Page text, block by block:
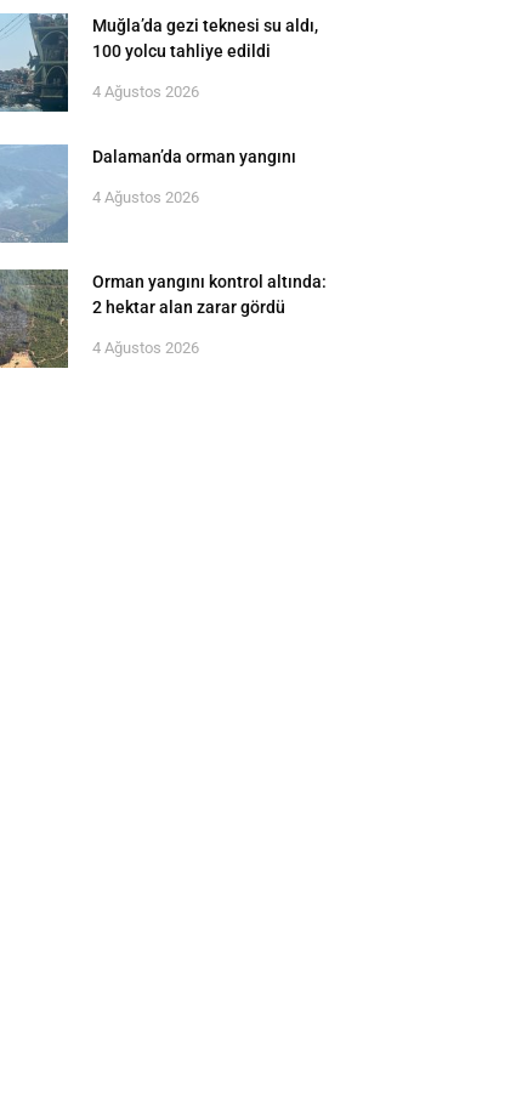
Muğla’da gezi teknesi su aldı,
100 yolcu tahliye edildi
4 Ağustos 2026
Dalaman’da orman yangını
4 Ağustos 2026
Orman yangını kontrol altında:
2 hektar alan zarar gördü
4 Ağustos 2026